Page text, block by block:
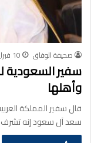
صحيفة الوفاق 10 فبراير، 2026
سفير السعودية
وأهلها
قال سفير المملكة
سعد آل سعود إنه تشرف